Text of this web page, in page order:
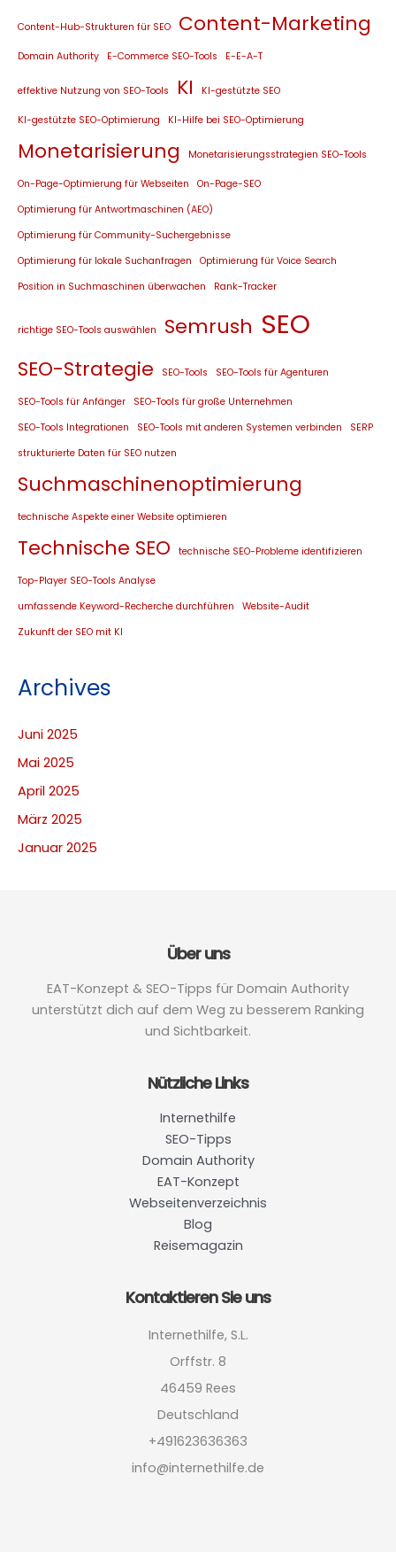
Content-Hub-Strukturen für SEO Content-Marketing
Domain Authority E-Commerce SEO-Tools E-E-A-T
effektive Nutzung von SEO-Tools KI KI-gestützte SEO
KI-gestützte SEO-Optimierung KI-Hilfe bei SEO-Optimierung
Monetarisierung Monetarisierungsstrategien SEO-Tools
On-Page-Optimierung für Webseiten
On-Page-SEO
Optimierung für Antwortmaschinen (AEO)
Optimierung für Community-Suchergebnisse
Optimierung für lokale Suchanfragen
Optimierung für Voice Search
Position in Suchmaschinen überwachen
Rank-Tracker
richtige SEO-Tools auswählen Semrush SEO
SEO-Strategie SEO-Tools SEO-Tools für Agenturen
SEO-Tools für Anfänger
SEO-Tools für große Unternehmen
SEO-Tools Integrationen
SEO-Tools mit anderen Systemen verbinden
SERP
strukturierte Daten für SEO nutzen
Suchmaschinenoptimierung
technische Aspekte einer Website optimieren
Technische SEO technische SEO-Probleme identifizieren
Top-Player SEO-Tools Analyse
umfassende Keyword-Recherche durchführen
Website-Audit
Zukunft der SEO mit KI
Archives
Juni 2025
Mai 2025
April 2025
März 2025
Januar 2025
Über uns
EAT-Konzept & SEO-Tipps für Domain Authority
unterstützt dich auf dem Weg zu besserem Ranking
und Sichtbarkeit.
Nützliche Links
Internethilfe
SEO-Tipps
Domain Authority
EAT-Konzept
Webseitenverzeichnis
Blog
Reisemagazin
Kontaktieren Sie uns
Internethilfe, S.L.
Orffstr. 8
46459 Rees
Deutschland
+491623636363
info@internethilfe.de